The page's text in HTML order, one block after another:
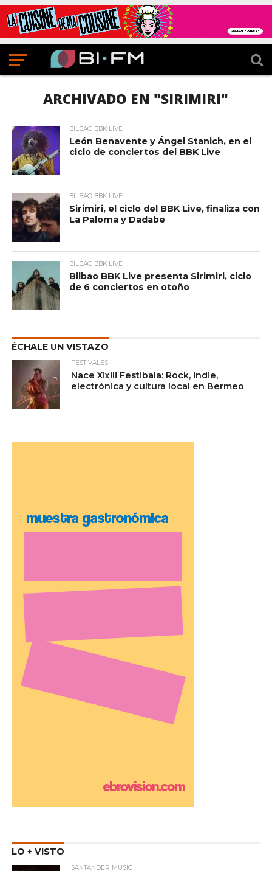
ARCHIVADO EN "SIRIMIRI"
BILBAO BBK LIVE
León Benavente y Ángel Stanich, en el
ciclo de conciertos del BBK Live
BILBAO BBK LIVE
Sirimiri, el ciclo del BBK Live, finaliza con
La Paloma y Dadabe
BILBAO BBK LIVE
Bilbao BBK Live presenta Sirimiri, ciclo
de 6 conciertos en otoño
ÉCHALE UN VISTAZO
FESTIVALES
Nace Xixili Festibala: Rock, indie,
electrónica y cultura local en Bermeo
LO + VISTO
SANTANDER MUSIC